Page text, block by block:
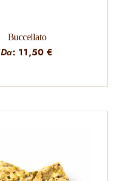
Buccellato
Da: 11,50€